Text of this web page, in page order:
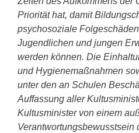
Priorität hat, damit
psychosoziale
Jugendlichen und jungen
werden können. Die
und Hygienemaßnahmen
unter den an Schulen
Auffassung aller
Kultusminister von einem
Verantwortungsbewusstsein